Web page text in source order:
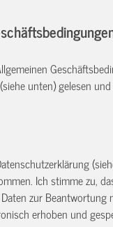
unten) gelesen
Ich stimme zu,
zur Beantwortung
erhoben und